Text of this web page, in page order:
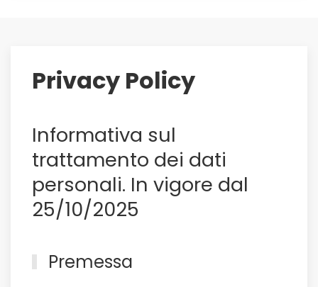
Privacy Policy
Informativa sul
trattamento dei dati
personali. In vigore dal
25/10/2025
Premessa